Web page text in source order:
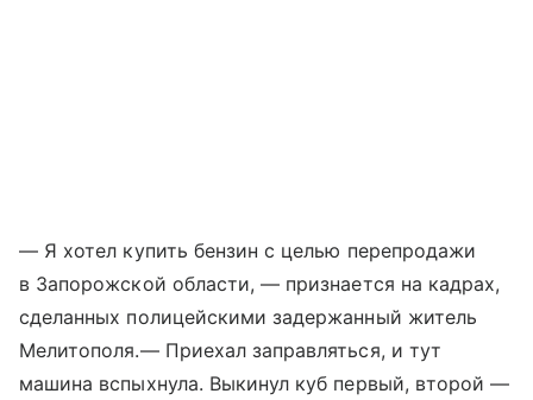
— Я хотел купить бензин с целью перепродажи
в Запорожской области, — признается на кадрах,
сделанных полицейскими задержанный житель
Мелитополя.— Приехал заправляться, и тут
машина вспыхнула. Выкинул куб первый, второй —